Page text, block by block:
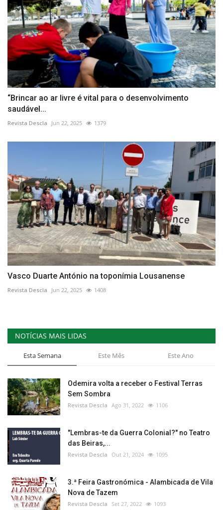
“Brincar ao ar livre é vital para o desenvolvimento
saudável...
Revista Descla Jun 22, 2025 1379
Vasco Duarte António na toponímia Lousanense
Revista Descla Jun 22, 2025 1408
NOTÍCIAS MAIS LIDAS
Esta Semana Este Mês Este Ano
Odemira volta a receber o Festival Terras
Sem Sombra
Revista Descla Ago 31, 2022 1106
"Lembras-te da Guerra Colonial?" no Teatro
das Beiras,...
Revista Descla Out 21, 2024 1095
3.ª Feira Gastronómica - Alambicada de Vila
Nova de Tazem
Revista Descla Set 27, 2022 1093